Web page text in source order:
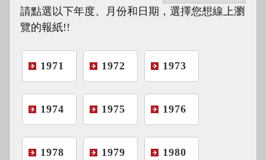
請點選以下年度、月份和日期，選擇您想線上瀏
覽的報紙!!
1971 1972 1973
1974 1975 1976
1978 1979 1980